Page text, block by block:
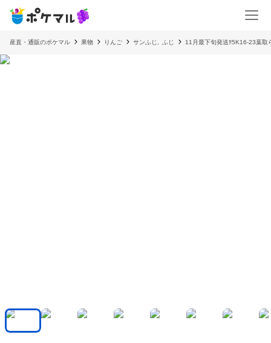
産直・通販のポケマル 果物 りんご サンふじ ふじ 11月最下旬発送‼️5K16-23葉取